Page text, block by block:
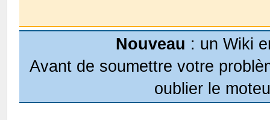
Nouveau : un Wiki
Avant de soumettre votre
oublier le